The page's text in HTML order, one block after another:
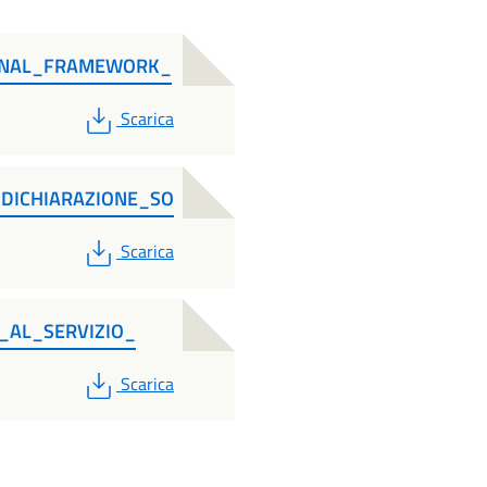
PDF
Scarica
PDF
Scarica
PDF
Scarica